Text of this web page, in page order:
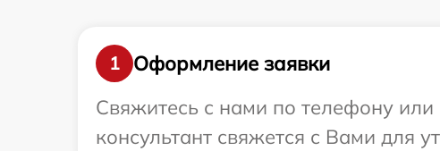
1
Оформление заявки
Свяжитесь с нами по телефону или
консультант свяжется с Вами для